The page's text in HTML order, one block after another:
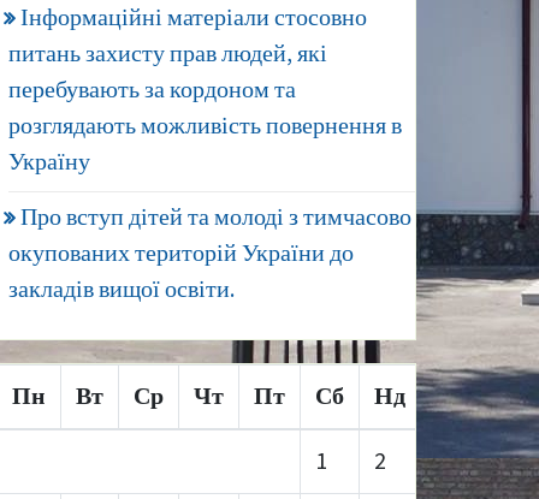
Інформаційні матеріали стосовно
питань захисту прав людей, які
перебувають за кордоном та
розглядають можливість повернення в
Україну
Про вступ дітей та молоді з тимчасово
окупованих територій України до
закладів вищої освіти.
Пн Вт Ср Чт Пт Сб Нд
1 2